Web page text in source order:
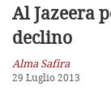
Al Jazeera
declino
Alma Safira
29 Luglio 2013